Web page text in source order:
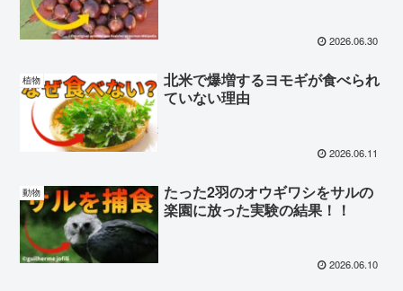
2026.06.30
植物
北米で爆増するヨモギが食べられ
ていない理由
2026.06.11
動物
たった2羽のオウギワシをサルの
楽園に放った実験の結果！！
2026.06.10